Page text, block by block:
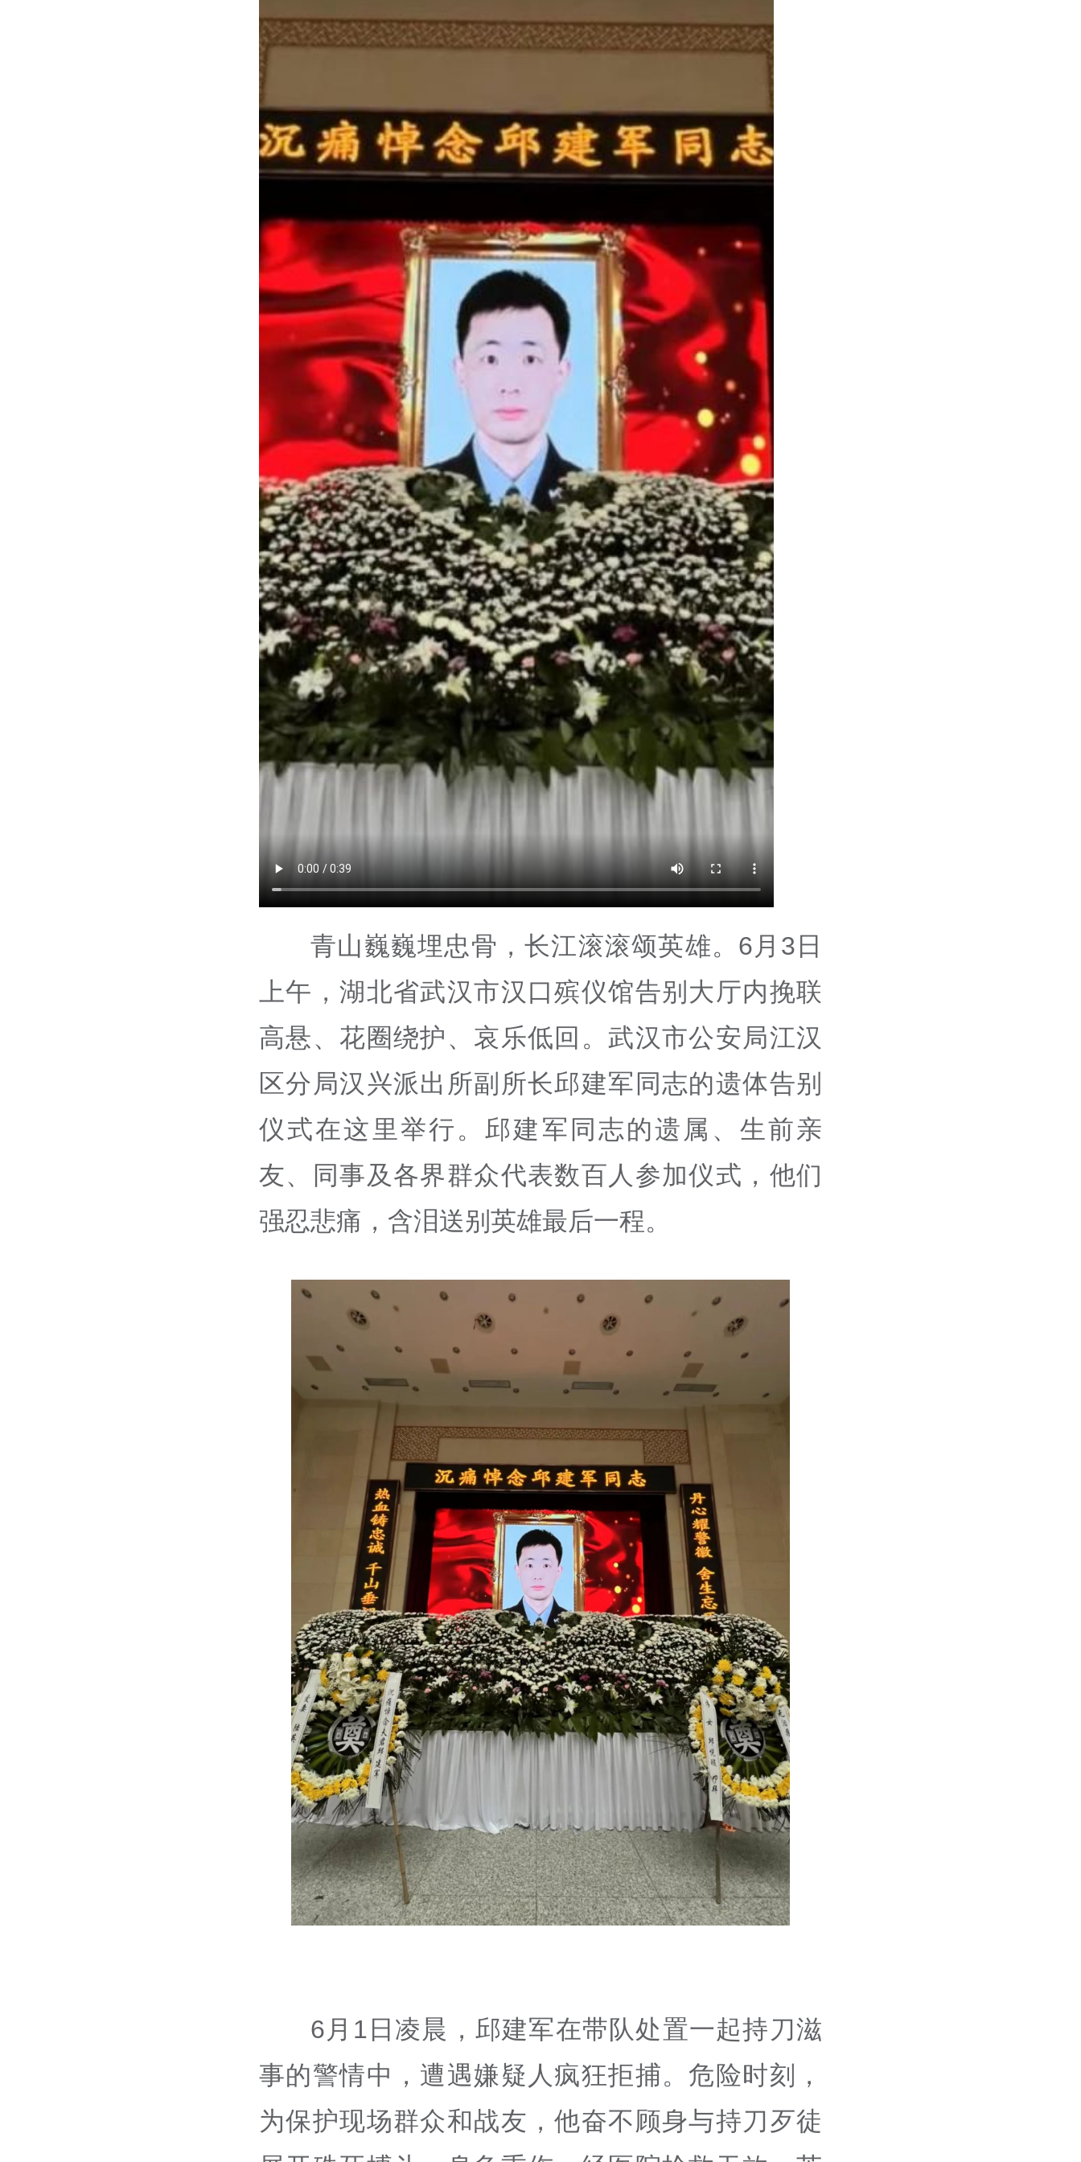
青山巍巍埋忠骨，长江滚滚颂英雄。6月3日
上午，湖北省武汉市汉口殡仪馆告别大厅内挽联
高悬、花圈绕护、哀乐低回。武汉市公安局江汉
区分局汉兴派出所副所长邱建军同志的遗体告别
仪式在这里举行。邱建军同志的遗属、生前亲
友、同事及各界群众代表数百人参加仪式，他们
强忍悲痛，含泪送别英雄最后一程。
6月1日凌晨，邱建军在带队处置一起持刀滋
事的警情中，遭遇嫌疑人疯狂拒捕。危险时刻，
为保护现场群众和战友，他奋不顾身与持刀歹徒